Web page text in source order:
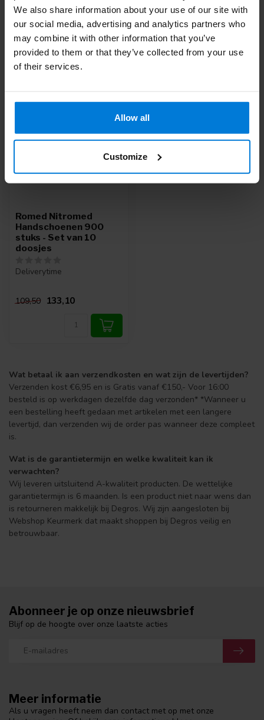
We also share information about your use of our site with
our social media, advertising and analytics partners who
may combine it with other information that you’ve
provided to them or that they’ve collected from your use
of their services.
Allow all
Customize
Of heb je hulp nodig bij je bestelling? Neem contact op via
mail met onzeKlantenserviceof bel+31 (0)30 203 59 02
Recent bekeken
Romed Nitromed
Handschoenen 900
stuks - Set van 10
doosjes
Deliverytime
109,50 133,10
Wat betaal ik aan verzendkosten en wat zijn de levertijden?
Verzenden kost €6,95 en is Gratis vanaf €150,- Voor 16:00
besteld is op werkdagen dezelfde dag verzonden* *Wanneer u
een bestelling heeft gedaan met artikelen met een langere
levertijd, dan verzenden wij de order pas wanneer deze compleet
is.
Wat is de garantietermijn en welke kwaliteit kan ik
verwachten?
Wij leveren uitsluitend A-kwaliteit producten. De wettelijke
garantietermijn is 6 maanden. Is een product niet naar wens dan
is retourneren makkelijk bij Degros. Wij zijn aangesloten bij
Webshop Keurmerk dat maakt shoppen bij Degros veilig en
betrouwbaar.
Meer informatie
Als u vragen heeft neem dan contact met op met onze
Abonneer je op onze nieuwsbrief
Blijf op de hoogte over onze laatste acties